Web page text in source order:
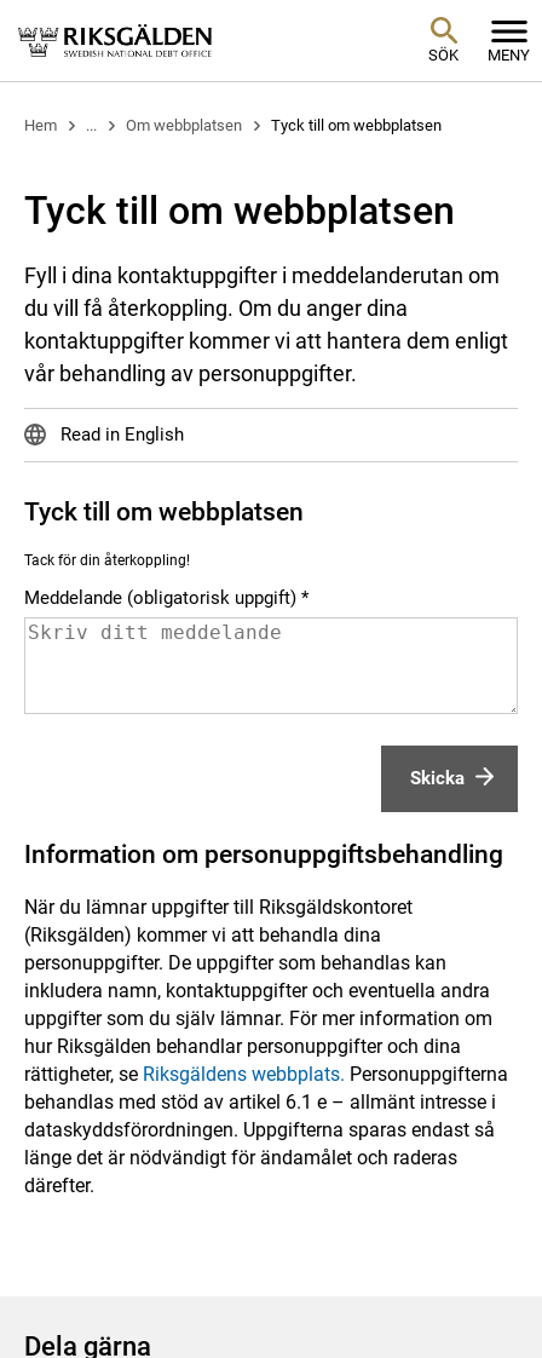
SÖK MENY
Hem ... Om webbplatsen Tyck till om webbplatsen
Tyck till om webbplatsen
Fyll i dina kontaktuppgifter i meddelanderutan om
du vill få återkoppling. Om du anger dina
kontaktuppgifter kommer vi att hantera dem enligt
vår behandling av personuppgifter.
Read in English
Tyck till om webbplatsen
Tack för din återkoppling!
Meddelande (obligatorisk uppgift)
Skicka
Information om personuppgiftsbehandling
När du lämnar uppgifter till Riksgäldskontoret
(Riksgälden) kommer vi att behandla dina
personuppgifter. De uppgifter som behandlas kan
inkludera namn, kontaktuppgifter och eventuella andra
uppgifter som du själv lämnar. För mer information om
hur Riksgälden behandlar personuppgifter och dina
rättigheter, se Riksgäldens webbplats. Personuppgifterna
behandlas med stöd av artikel 6.1 e – allmänt intresse i
dataskyddsförordningen. Uppgifterna sparas endast så
länge det är nödvändigt för ändamålet och raderas
därefter.
Dela gärna